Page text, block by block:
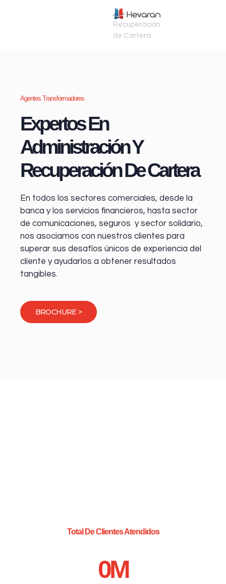
Recuperación
de Cartera
Agentes Transformadores
Expertos En
Administración Y
Recuperación De Cartera
En todos los sectores comerciales, desde la
banca y los servicios financieros, hasta sector
de comunicaciones, seguros y sector solidario,
nos asociamos con nuestros clientes para
superar sus desafíos únicos de experiencia del
cliente y ayudarlos a obtener resultados
tangibles.
BROCHURE >
Total De Clientes Atendidos
0M